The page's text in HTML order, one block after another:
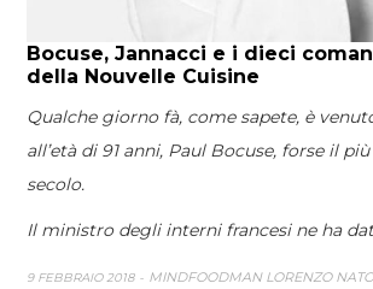
Bocuse, Jannacci e i dieci
della Nouvelle Cuisine
Qualche giorno fà, come sapete, è
all’età di 91 anni, Paul Bocuse, forse il
secolo.
Il ministro degli interni francesi ne ha
9 FEBBRAIO 2018 MINDFOODMAN LORENZO